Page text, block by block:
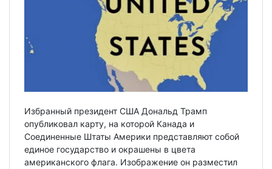
Избранный президент США Дональд Трамп
опубликовал карту, на которой Канада и
Соединенные Штаты Америки представляют собой
единое государство и окрашены в цвета
американского флага. Изображение он разместил